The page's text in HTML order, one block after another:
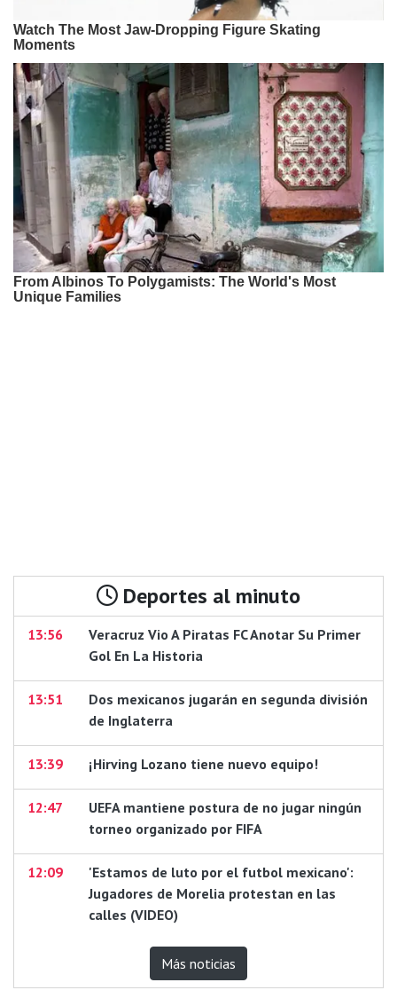
Deportes al minuto
13:56
Veracruz Vio A Piratas FC Anotar Su Primer
Gol En La Historia
13:51
Dos mexicanos jugarán en segunda división
de Inglaterra
13:39 ¡Hirving Lozano tiene nuevo equipo!
12:47
UEFA mantiene postura de no jugar ningún
torneo organizado por FIFA
12:09
'Estamos de luto por el futbol mexicano':
Jugadores de Morelia protestan en las
calles (VIDEO)
Más noticias